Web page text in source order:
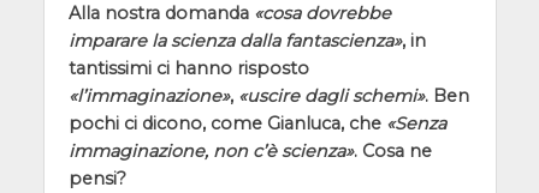
Alla nostra domanda cosa dovrebbe
imparare la scienza dalla fantascienza , in
tantissimi ci hanno risposto
l’immaginazione , uscire dagli schemi . Ben
pochi ci dicono, come Gianluca, che Senza
immaginazione, non c’è scienza . Cosa ne
pensi?